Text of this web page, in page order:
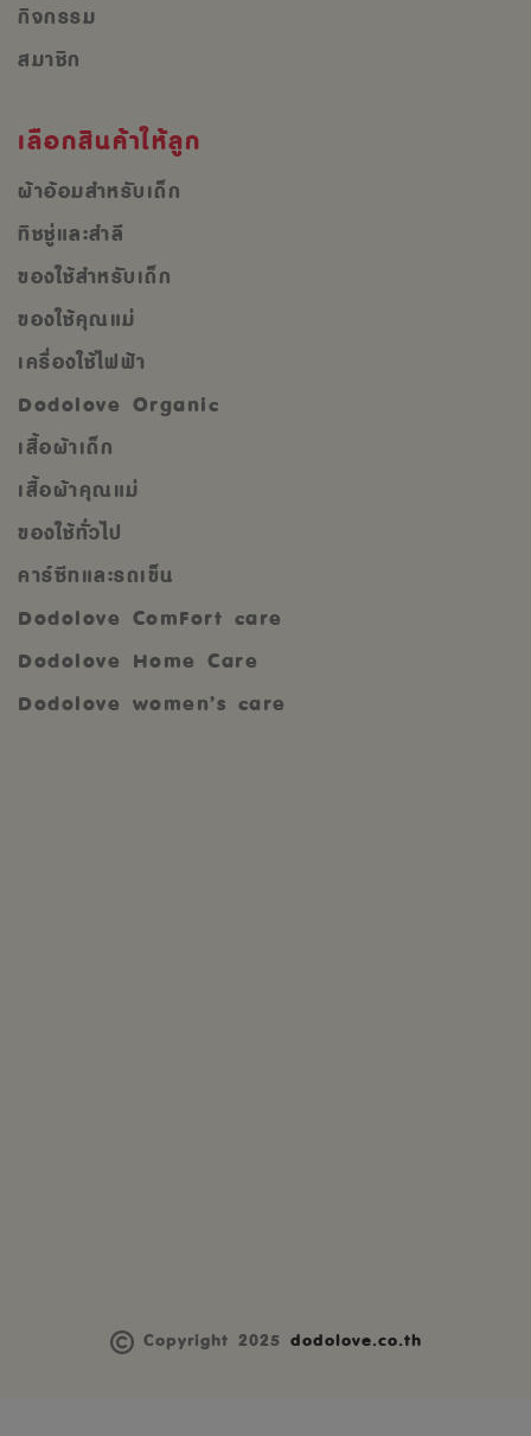
กิจกรรม
สมาชิก
เลือกสินค้าให้ลูก
ผ้าอ้อมสำหรับเด็ก
ทิชชู่และสำลี
ของใช้สำหรับเด็ก
ของใช้คุณแม่
เครื่องใช้ไฟฟ้า
Dodolove Organic
เสื้อผ้าเด็ก
เสื้อผ้าคุณแม่
ของใช้ทั่วไป
คาร์ซีทและรถเข็น
Dodolove ComFort care
Dodolove Home Care
Dodolove women’s care
Copyright 2025 dodolove.co.th